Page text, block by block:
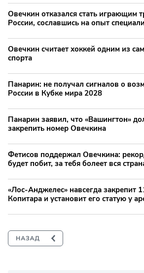
Овечкин отказался стать играющим
России, сославшись на опыт
Овечкин считает хоккей одним из
спорта
Панарин: не получал сигналов о
России в Кубке мира 2028
Панарин заявил, что «Вашингтон»
закрепить номер Овечкина
Фетисов поддержал Овечкина:
будет побит, за тебя болеет вся
«Лос-Анджелес» навсегда закрепит
Копитара и установит его статую у